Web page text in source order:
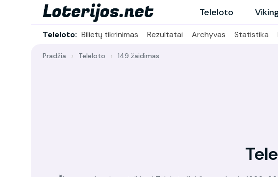
Teleloto
Teleloto: Bilietų tikrinimas Rezultatai Archyvas Statistika
Pradžia Teleloto 149 žaidimas